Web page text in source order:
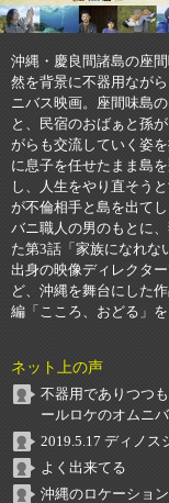
沖縄・慶良間諸島の座
然を背景に不器用なが
ニバス映画。座間味島
と、民宿のおばぁと孫
がらも交流していく姿
に息子を任せたまま島
し、人生をやり直そう
が不倫相手と島を出て
バニ職人の男のもとに
た第3話「家族になれな
出身の映像ディレクタ
ど、沖縄を舞台にした
編「こころ、おどる」
ネット上の声
不器用でありつつ
ールロケのオムニバ
2019.5.17 ディノス
よく出来てる
沖縄のロケーショ